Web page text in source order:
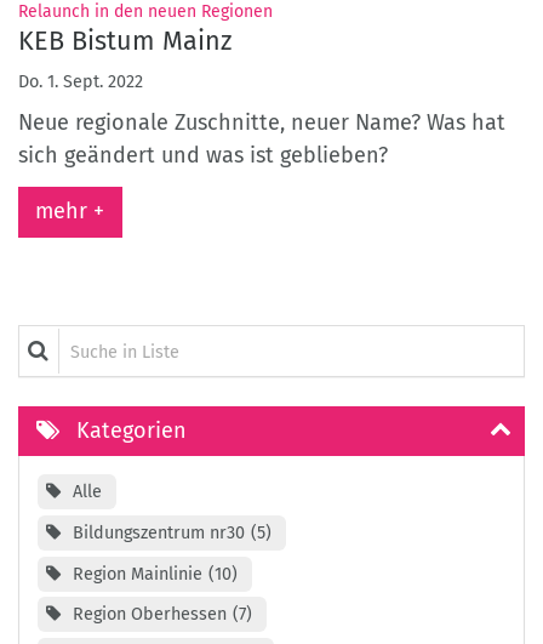
Relaunch in den neuen Regionen
KEB Bistum Mainz
Do. 1. Sept. 2022
Neue regionale Zuschnitte, neuer Name? Was hat
sich geändert und was ist geblieben?
mehr +
Suche in Liste
Kategorien
Alle
Bildungszentrum nr30
5
Region Mainlinie
10
Region Oberhessen
7